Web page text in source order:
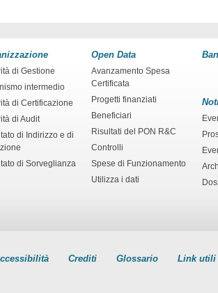
di Gestione
intermedio
di Certificazione
di Audit
di Indirizzo e di
di Sorveglianza
Open Data
Avanzamento Spesa
Certificata
Progetti finanziati
Beneficiari
Risultati del PON R&C
Controlli
Spese di Funzionamento
Utilizza i dati
Crediti Glossario Link utili